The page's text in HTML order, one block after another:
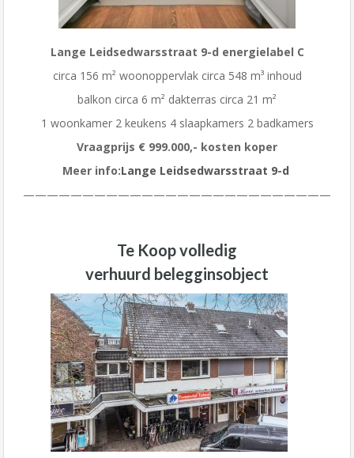
Lange Leidsedwarsstraat 9-d energielabel C
circa 156 m² woonoppervlak circa 548 m³ inhoud
balkon circa 6 m² dakterras circa 21 m²
1 woonkamer 2 keukens 4 slaapkamers 2 badkamers
Vraagprijs € 999.000,- kosten koper
Meer info:Lange Leidsedwarsstraat 9-d
——————————————————————————
Te Koop volledig
verhuurd belegginsobject